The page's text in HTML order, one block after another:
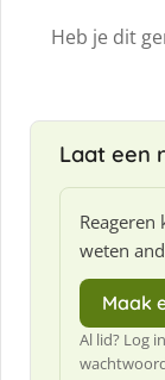
Heb je dit
Laat een
weten
Maak
Al lid? Log